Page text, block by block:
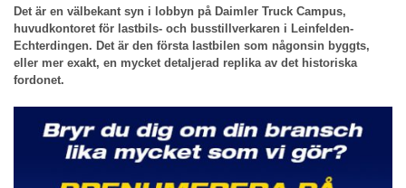
Det är en välbekant syn i lobbyn på Daimler Truck Campus,
huvudkontoret för lastbils- och busstillverkaren i Leinfelden-
Echterdingen. Det är den första lastbilen som någonsin byggts,
eller mer exakt, en mycket detaljerad replika av det historiska
fordonet.